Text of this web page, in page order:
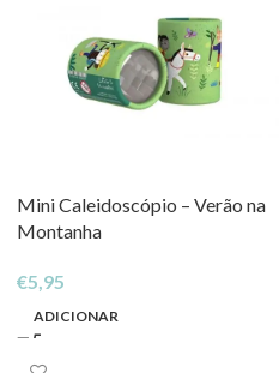
Mini Caleidoscópio – Verão na
Montanha
€5,95
ADICIONAR